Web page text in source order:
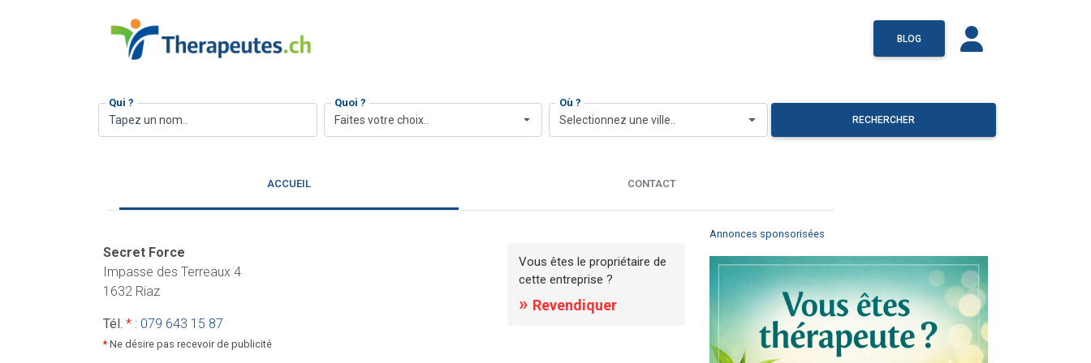
BLOG
Qui ? Quoi ?
Faites votre choix..
Où ?
Selectionnez une ville.. RECHERCHER
ACCUEIL CONTACT
Secret Force
Impasse des Terreaux 4
1632 Riaz
Tél. *: 079 643 15 87
*Ne désire pas recevoir de publicité
Vous êtes le propriétaire de
cette entreprise ?
» Revendiquer
Annonces sponsorisées